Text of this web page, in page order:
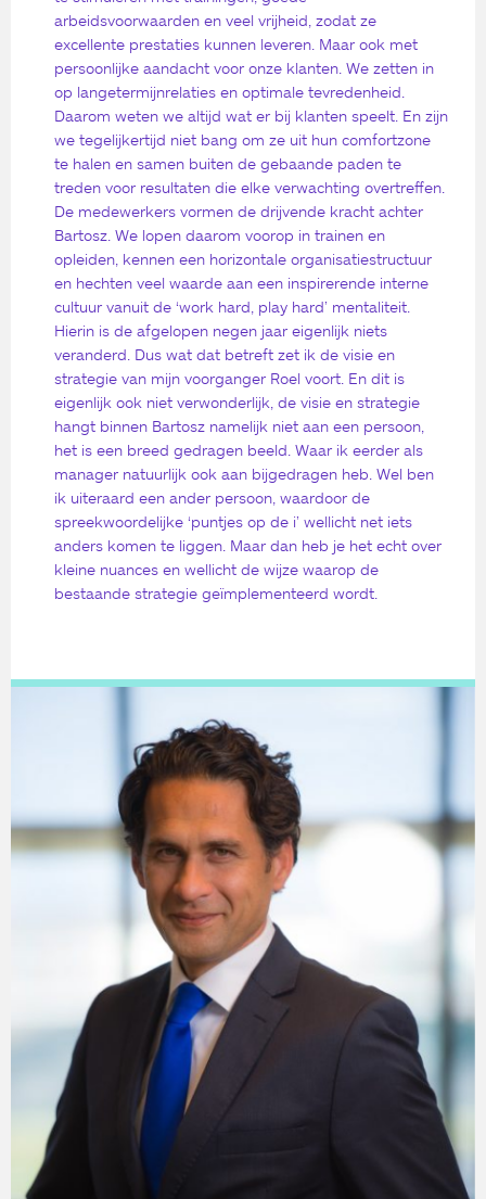
arbeidsvoorwaarden en veel vrijheid, zodat ze
excellente prestaties kunnen leveren. Maar ook met
persoonlijke aandacht voor onze klanten. We zetten in
op langetermijnrelaties en optimale tevredenheid.
Daarom weten we altijd wat er bij klanten speelt. En zijn
we tegelijkertijd niet bang om ze uit hun comfortzone
te halen en samen buiten de gebaande paden te
treden voor resultaten die elke verwachting overtreffen.
De medewerkers vormen de drijvende kracht achter
Bartosz. We lopen daarom voorop in trainen en
opleiden, kennen een horizontale organisatiestructuur
en hechten veel waarde aan een inspirerende interne
cultuur vanuit de ‘work hard, play hard’ mentaliteit.
Hierin is de afgelopen negen jaar eigenlijk niets
veranderd. Dus wat dat betreft zet ik de visie en
strategie van mijn voorganger Roel voort. En dit is
eigenlijk ook niet verwonderlijk, de visie en strategie
hangt binnen Bartosz namelijk niet aan een persoon,
het is een breed gedragen beeld. Waar ik eerder als
manager natuurlijk ook aan bijgedragen heb. Wel ben
ik uiteraard een ander persoon, waardoor de
spreekwoordelijke ‘puntjes op de i’ wellicht net iets
anders komen te liggen. Maar dan heb je het echt over
kleine nuances en wellicht de wijze waarop de
bestaande strategie geïmplementeerd wordt.